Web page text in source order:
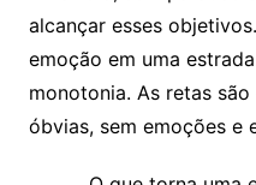
alcançar esses
emoção em uma
monotonia. As retas
óbvias, sem emoções e